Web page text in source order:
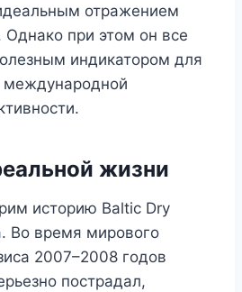
отражением
Однако при этом он все
индикатором для
международной
жизни
историю Baltic Dry
Во время мирового
2007–2008 годов
пострадал,